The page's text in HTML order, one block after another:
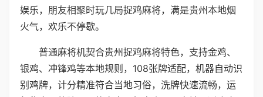
娱乐，朋友相聚时玩几局捉鸡麻将，满是贵州本地烟
火气，欢乐不停歇。
普通麻将机契合贵州捉鸡麻将特色，支持金鸡、
银鸡、冲锋鸡等本地规则，108张牌适配，机器自动识
别鸡牌，计分精准符合当地习俗，洗牌快速流畅，运